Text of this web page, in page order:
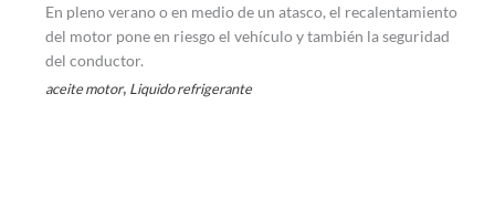
En pleno verano o en medio de un atasco, el recalentamiento
del motor pone en riesgo el vehículo y también la seguridad
del conductor.
aceite motor, Liquido refrigerante